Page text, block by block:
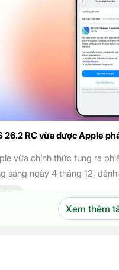
26.2 RC vừa được Apple
vừa chính thức tung ra
sáng ngày 4 tháng 12,
bản cập nhật chính thức
mang đến một số cải tiến
cao trải nghiệm người
IOS
Xem thêm